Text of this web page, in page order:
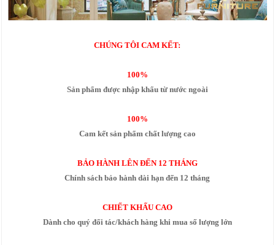
CHÚNG TÔI CAM KẾT:
100%
Sản phẩm được nhập khẩu từ nước ngoài
100%
Cam kết sản phẩm chất lượng cao
BẢO HÀNH LÊN ĐẾN 12 THÁNG
Chính sách bảo hành dài hạn đến 12 tháng
CHIẾT KHẤU CAO
Dành cho quý đối tác/khách hàng khi mua số lượng lớn